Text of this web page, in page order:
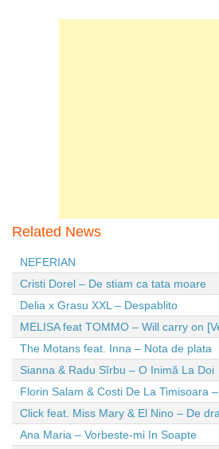
Related News
NEFERIAN
Cristi Dorel – De stiam ca tata moare
Delia x Grasu XXL – Despablito
MELISA feat TOMMO – Will carry on
The Motans feat. Inna – Nota de plata
Sianna & Radu Sîrbu – O Inimă La Doi
Florin Salam & Costi De La Timisoara
Click feat. Miss Mary & El Nino – De
Ana Maria – Vorbeste-mi In Soapte